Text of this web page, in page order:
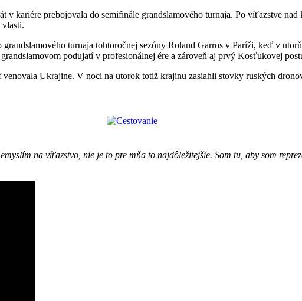
kariére prebojovala do semifinále grandslamového turnaja. Po víťazstve
vlasti.
grandslamového turnaja tohtoročnej sezóny Roland Garros v Paríži, keď v
podujatí v profesionálnej ére a zároveň aj prvý Kosťukovej
Ukrajine. V noci na utorok totiž krajinu zasiahli stovky ruských
na víťazstvo, nie je to pre mňa to najdôležitejšie. Som tu, aby som